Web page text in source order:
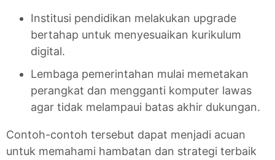
Institusi pendidikan melakukan upgrade
bertahap untuk menyesuaikan kurikulum
digital.
Lembaga pemerintahan mulai memetakan
perangkat dan mengganti komputer lawas
agar tidak melampaui batas akhir dukungan.
Contoh-contoh tersebut dapat menjadi acuan
untuk memahami hambatan dan strategi terbaik